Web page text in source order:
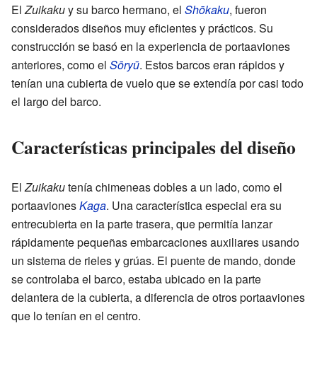
ElZuikakuy su barco hermano, el Shōkaku, fueron
considerados diseños muy eficientes y prácticos. Su
construcción se basó en la experiencia de portaaviones
anteriores, como el Sōryū. Estos barcos eran rápidos y
tenían una cubierta de vuelo que se extendía por casi todo
el largo del barco.
Características principales del diseño
ElZuikakutenía chimeneas dobles a un lado, como el
portaavionesKaga. Una característica especial era su
entrecubierta en la parte trasera, que permitía lanzar
rápidamente pequeñas embarcaciones auxiliares usando
un sistema de rieles y grúas. El puente de mando, donde
se controlaba el barco, estaba ubicado en la parte
delantera de la cubierta, a diferencia de otros portaaviones
que lo tenían en el centro.